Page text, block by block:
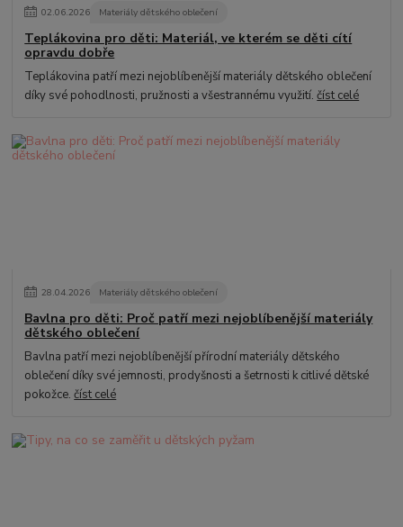
02.06.2026 Materiály dětského oblečení
Teplákovina pro děti: Materiál, ve kterém se děti cítí
opravdu dobře
Teplákovina patří mezi nejoblíbenější materiály dětského oblečení
díky své pohodlnosti, pružnosti a všestrannému využití.číst celé
28.04.2026 Materiály dětského oblečení
Bavlna pro děti: Proč patří mezi nejoblíbenější materiály
dětského oblečení
Bavlna patří mezi nejoblíbenější přírodní materiály dětského
oblečení díky své jemnosti, prodyšnosti a šetrnosti k citlivé dětské
pokožce.číst celé